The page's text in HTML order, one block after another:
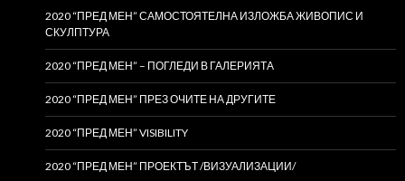
2020 “ПРЕД МЕН” САМОСТОЯТЕЛНА ИЗЛОЖБА ЖИВОПИС И
СКУЛПТУРА
2020 “ПРЕД МЕН” – ПОГЛЕДИ В ГАЛЕРИЯТА
2020 “ПРЕД МЕН” ПРЕЗ ОЧИТЕ НА ДРУГИТЕ
2020 “ПРЕД МЕН” VISIBILITY
2020 “ПРЕД МЕН” ПРОЕКТЪТ /ВИЗУАЛИЗАЦИИ/